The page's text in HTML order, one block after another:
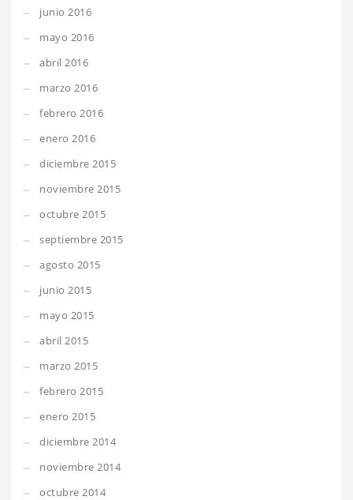
junio 2016
mayo 2016
abril 2016
marzo 2016
febrero 2016
enero 2016
diciembre 2015
noviembre 2015
octubre 2015
septiembre 2015
agosto 2015
junio 2015
mayo 2015
abril 2015
marzo 2015
febrero 2015
enero 2015
diciembre 2014
noviembre 2014
octubre 2014